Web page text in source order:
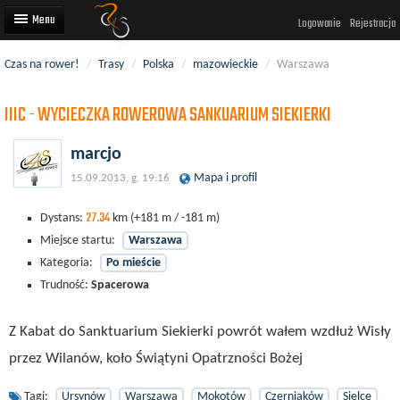
Logowanie Rejestracja
Trasy rowerowe
Wyścigi rowerowe
Użytkownicy
Dodaj
Czas na rower! / Trasy / Polska / mazowieckie / Warszawa
IIIC - WYCIECZKA ROWEROWA SANKUARIUM SIEKIERKI
marcjo
15.09.2013, g. 19:16 Mapa i profil
Dystans: 27.34 km (+181 m / -181 m)
Miejsce startu:
Warszawa
Kategoria:
Po mieście
Trudność: Spacerowa
Z Kabat do Sanktuarium Siekierki powrót wałem wzdłuż Wisły
przez Wilanów, koło Świątyni Opatrzności Bożej
Tagi: Ursynów Warszawa Mokotów Czerniaków
Sielce